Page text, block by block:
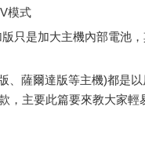
模式
只是加大主機內部電池
、薩爾達版等主機)都是
，主要此篇要來教大家輕